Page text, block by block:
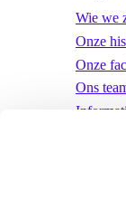
Wie we
Onze
Onze
Ons